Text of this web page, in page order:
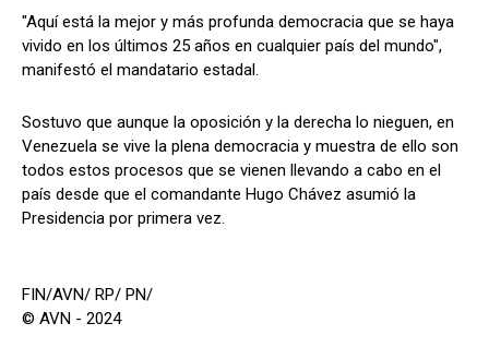
"Aquí está la mejor y más profunda democracia que se haya
vivido en los últimos 25 años en cualquier país del mundo",
manifestó el mandatario estadal.
Sostuvo que aunque la oposición y la derecha lo nieguen, en
Venezuela se vive la plena democracia y muestra de ello son
todos estos procesos que se vienen llevando a cabo en el
país desde que el comandante Hugo Chávez asumió la
Presidencia por primera vez.
FIN/AVN/ RP/ PN/
© AVN - 2024